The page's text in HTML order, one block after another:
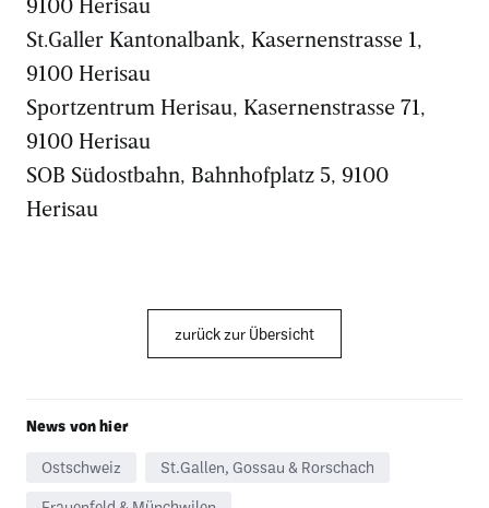
St.Galler Kantonalbank, Kasernenstrasse 1,
9100 Herisau
Sportzentrum Herisau, Kasernenstrasse 71,
9100 Herisau
SOB Südostbahn, Bahnhofplatz 5, 9100
Herisau
zurück zur Übersicht
News von hier
Ostschweiz St.Gallen, Gossau & Rorschach